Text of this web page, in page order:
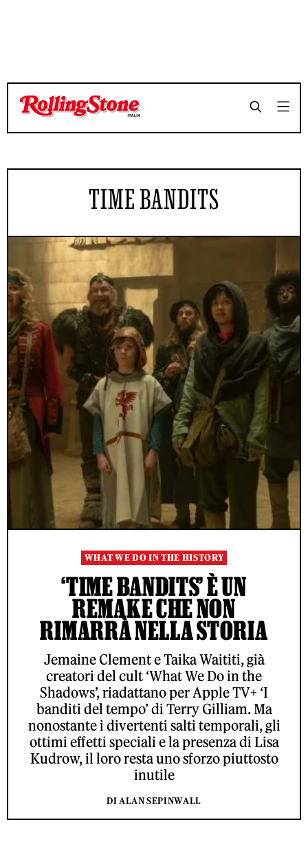
TIME BANDITS
WHAT WE DO IN THE HISTORY
‘TIME BANDITS’ È UN
REMAKE CHE NON
RIMARRÀ NELLA STORIA
Jemaine Clement e Taika Waititi, già
creatori del cult ‘What We Do in the
Shadows’, riadattano per Apple TV+ ‘I
banditi del tempo’ di Terry Gilliam. Ma
nonostante i divertenti salti temporali, gli
ottimi effetti speciali e la presenza di Lisa
Kudrow, il loro resta uno sforzo piuttosto
inutile
DI ALAN SEPINWALL